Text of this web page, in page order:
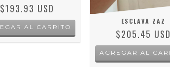
$193.93 USD
ESCLAVA ZAZ
$205.45 USD